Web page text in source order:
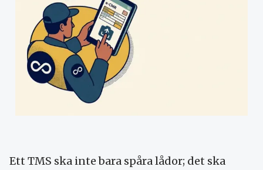
Ett TMS ska inte bara spåra lådor; det ska